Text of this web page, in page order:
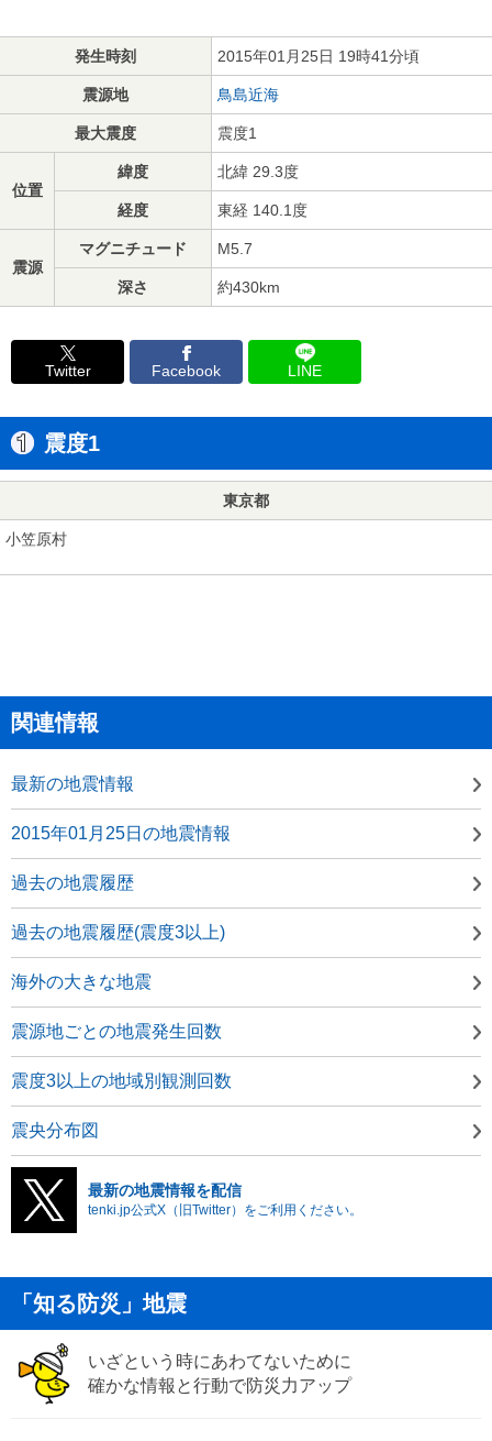
発生時刻 2015年01月25日 19時41分頃
震源地 鳥島近海
最大震度 震度1
位置
緯度 北緯 29.3度
経度 東経 140.1度
震源
マグニチュード M5.7
深さ 約430km
Twitter Facebook LINE
震度1
東京都
小笠原村
関連情報
最新の地震情報
2015年01月25日の地震情報
過去の地震履歴
過去の地震履歴(震度3以上)
海外の大きな地震
震源地ごとの地震発生回数
震度3以上の地域別観測回数
震央分布図
最新の地震情報を配信
tenki.jp公式X（旧Twitter）をご利用ください。
「知る防災」地震
いざという時にあわてないために
確かな情報と行動で防災力アップ